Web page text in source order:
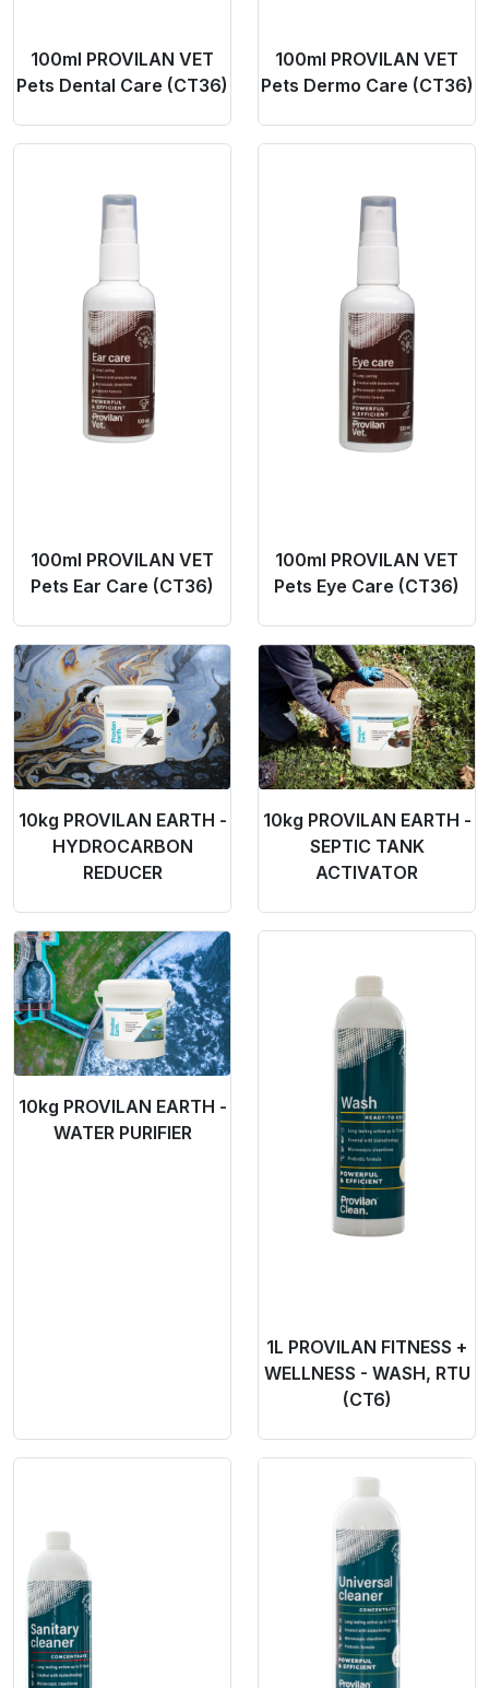
100ml PROVILAN VET
Pets Dental Care (CT36)
100ml PROVILAN VET
Pets Dermo Care (CT36)
100ml PROVILAN VET
Pets Ear Care (CT36)
100ml PROVILAN VET
Pets Eye Care (CT36)
Product Link
10kg PROVILAN EARTH -
HYDROCARBON
REDUCER
Product Link
10kg PROVILAN EARTH -
SEPTIC TANK
ACTIVATOR
Product Link
10kg PROVILAN EARTH -
WATER PURIFIER
1L PROVILAN FITNESS +
WELLNESS - WASH, RTU
(CT6)
Product Link